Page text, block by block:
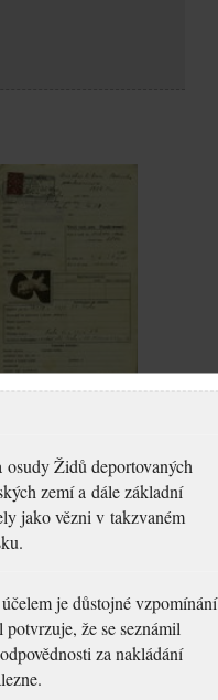
Bedřiška:
pasu
osudy Židů deportovaných
zemí a dále základní
jako vězni v takzvaném
je důstojné vzpomínání
že se seznámil
za nakládání